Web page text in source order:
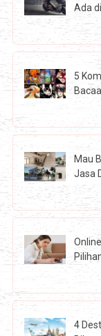
Ada
5
Mau
Jasa
4